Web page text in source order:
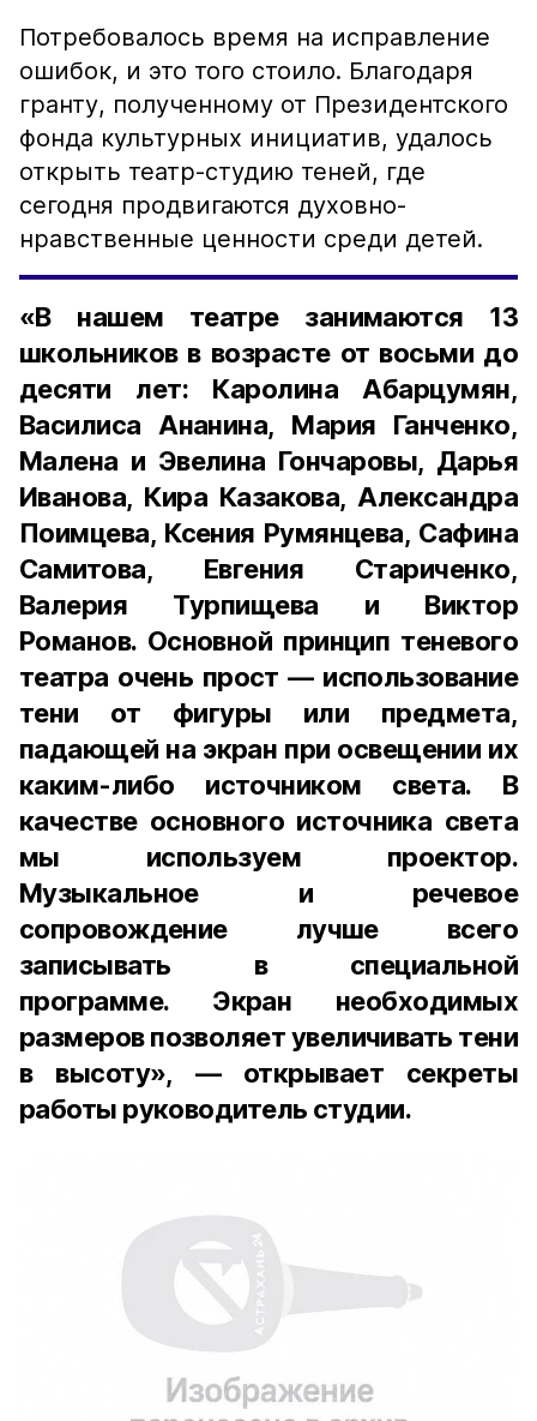
Потребовалось время на исправление
ошибок, и это того стоило. Благодаря
гранту, полученному от Президентского
фонда культурных инициатив, удалось
открыть театр-студию теней, где
сегодня продвигаются духовно-
нравственные ценности среди детей.
«В нашем театре занимаются 13
школьников в возрасте от восьми до
десяти лет: Каролина Абарцумян,
Василиса Ананина, Мария Ганченко,
Малена и Эвелина Гончаровы, Дарья
Иванова, Кира Казакова, Александра
Поимцева, Ксения Румянцева, Сафина
Самитова, Евгения Стариченко,
Валерия Турпищева и Виктор
Романов. Основной принцип теневого
театра очень прост — использование
тени от фигуры или предмета,
падающей на экран при освещении их
каким-либо источником света. В
качестве основного источника света
мы используем проектор.
Музыкальное и речевое
сопровождение лучше всего
записывать в специальной
программе. Экран необходимых
размеров позволяет увеличивать тени
в высоту», — открывает секреты
работы руководитель студии.